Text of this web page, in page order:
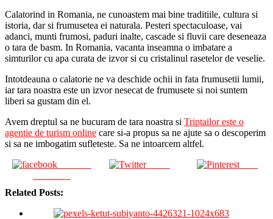
Calatorind in Romania, ne cunoastem mai bine traditiile, cultura si
istoria, dar si frumusetea ei naturala. Pesteri spectaculoase, vai
adanci, munti frumosi, paduri inalte, cascade si fluvii care deseneaza
o tara de basm. In Romania, vacanta inseamna o imbatare a
simturilor cu apa curata de izvor si cu cristalinul rasetelor de veselie.
Intotdeauna o calatorie ne va deschide ochii in fata frumusetii lumii,
iar tara noastra este un izvor nesecat de frumusete si noi suntem
liberi sa gustam din el.
Avem dreptul sa ne bucuram de tara noastra si Triptailor este o
agentie de turism online care si-a propus sa ne ajute sa o descoperim
si sa ne imbogatim sufleteste. Sa ne intoarcem altfel.
Tweet Save
Related Posts: